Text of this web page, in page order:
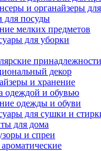
и органайзеры
посуды
мелких предметов
для уборки
принадлежности
декор
и хранение
одеждой и обувью
одежды и обуви
для сушки и
для дома
и спреи